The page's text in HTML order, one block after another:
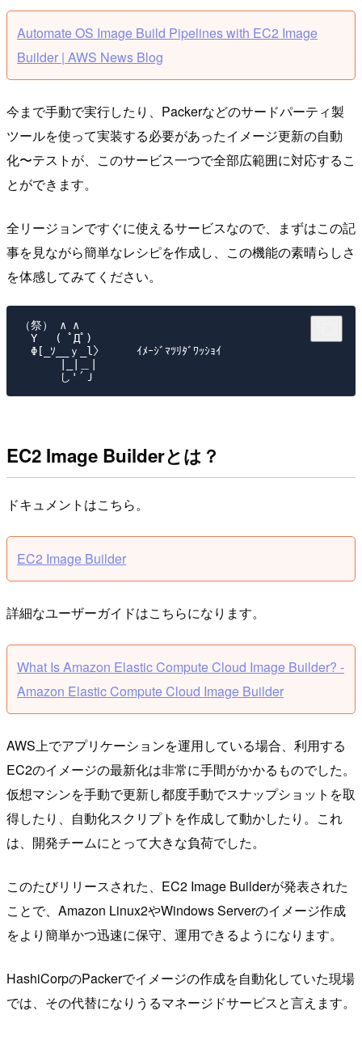
Automate OS Image Build Pipelines with EC2 Image
Builder | AWS News Blog
今まで手動で実行したり、Packerなどのサードパーティ製
ツールを使って実装する必要があったイメージ更新の自動
化〜テストが、このサービス一つで全部広範囲に対応するこ
とができます。
全リージョンですぐに使えるサービスなので、まずはこの記
事を見ながら簡単なレシピを作成し、この機能の素晴らしさ
を体感してみてください。
（祭） ∧ ∧
Y　 ( ﾟДﾟ)
Φ[_ｿ__ｙ_l〉     ｲﾒｰｼﾞﾏﾂﾘﾀﾞﾜｯｼｮｲ
EC2 Image Builderとは？
ドキュメントはこちら。
EC2 Image Builder
詳細なユーザーガイドはこちらになります。
What Is Amazon Elastic Compute Cloud Image Builder? -
Amazon Elastic Compute Cloud Image Builder
AWS上でアプリケーションを運用している場合、利用する
EC2のイメージの最新化は非常に手間がかかるものでした。
仮想マシンを手動で更新し都度手動でスナップショットを取
得したり、自動化スクリプトを作成して動かしたり。これ
は、開発チームにとって大きな負荷でした。
このたびリリースされた、EC2 Image Builderが発表された
ことで、Amazon Linux2やWindows Serverのイメージ作成
をより簡単かつ迅速に保守、運用できるようになります。
HashiCorpのPackerでイメージの作成を自動化していた現場
では、その代替になりうるマネージドサービスと言えます。